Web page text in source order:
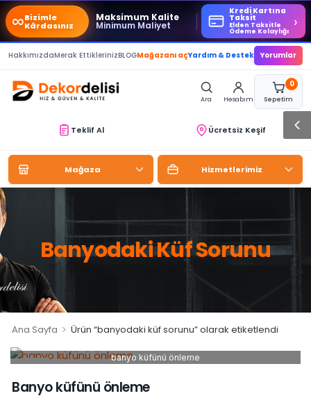
∞Bizimle
Kârdasınız
Maksimum Kalite
Minimum Maliyet
Kredi Kartına
Taksit
Elden Taksitle
Ödeme Kolaylığı
›
HakkımızdaMerak EttiklerinizBLOGMağazanı açYardım & Destek Yorumlar
Ara Hesabım
0
Sepetim
Teklif Al Ücretsiz Keşif
Mağaza Hizmetlerimiz
Banyodaki Küf Sorunu
Ana Sayfa > Ürün “banyodaki küf sorunu” olarak etiketlendi
03
banyo küfünü önleme
Banyo küfünü önleme